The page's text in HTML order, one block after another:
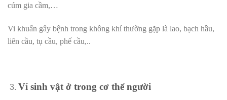
cúm gia cầm,…
Vi khuẩn gây bệnh trong không khí thường gặp là lao, bạch hầu,
liên cầu, tụ cầu, phế cầu,..
Ví sinh vật ở trong cơ thể người